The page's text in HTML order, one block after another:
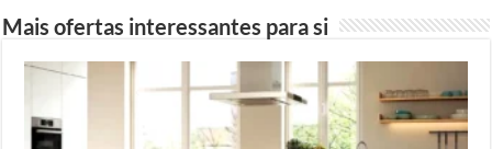
Mais ofertas interessantes para si